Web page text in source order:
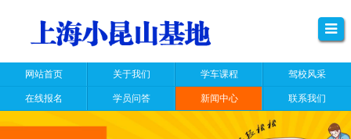
网站首页 关于我们 学车课程 驾校风采
在线报名 学员问答 新闻中心 联系我们